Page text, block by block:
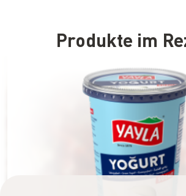
Produkte im